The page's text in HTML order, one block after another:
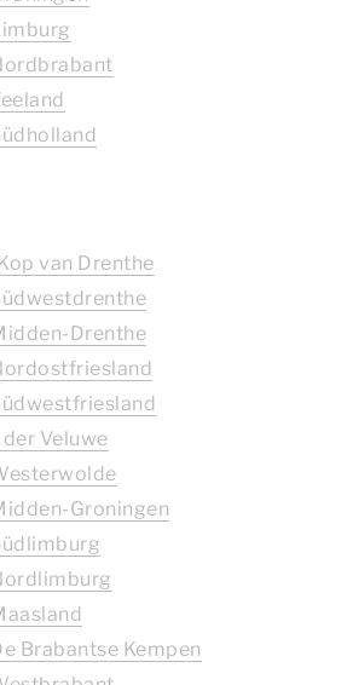
van Drenthe
Drenthe
Veluwe
Groningen
Brabantse Kempen